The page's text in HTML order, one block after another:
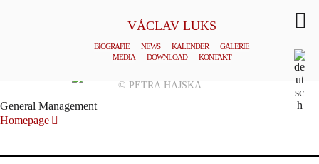
VÁCLAV LUKS
BIOGRAFIE NEWS KALENDER
GALERIE
MEDIA
DOWNLOAD KONTAKT
© PETRA HAJSKÁ
General Management
Homepage